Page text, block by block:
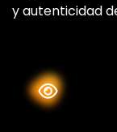
y autenticidad